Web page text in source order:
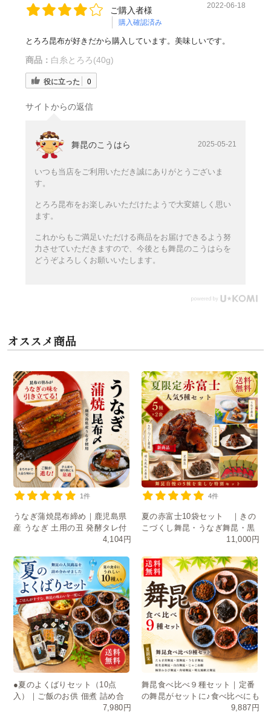
ご購入者様
購入確認済み
2022-06-18
とろろ昆布が好きだから購入しています。美味しいです。
商品： 白糸とろろ(40g)
役に立った 0
サイトからの返信
舞昆のこうはら 2025-05-21
いつも当店をご利用いただき誠にありがとうございま
す。
とろろ昆布をお楽しみいただけたようで大変嬉しく思い
ます。
これからもご満足いただける商品をお届けできるよう努
力させていただきますので、今後とも舞昆のこうはらを
どうぞよろしくお願いいたします。
オススメ商品
うなぎ蒲焼昆布締め｜鹿児島県
産 うなぎ 土用の丑 発酵タレ付
4,104円
1件
夏の赤富士10袋セット ｜きの
こづくし舞昆・うなぎ舞昆・黒
舞昆・たもぎ茸・明太風帆立舞
11,000円
4件
●夏のよくばりセット（10点
入）｜ご飯のお供 佃煮 詰め合
わせ お中元 ギフト 送料無料
7,980円
舞昆食べ比べ９種セット｜定番
の舞昆がセットに♪食べ比べにも
9,887円